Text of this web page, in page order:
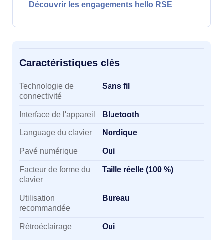
Découvrir les engagements hello RSE
Caractéristiques clés
Caractéristiques clés
Technologie de
connectivité
Sans fil
Interface de l'appareil Bluetooth
Language du clavier Nordique
Pavé numérique Oui
Facteur de forme du
clavier
Taille réelle (100 %)
Utilisation
recommandée
Bureau
Rétroéclairage Oui